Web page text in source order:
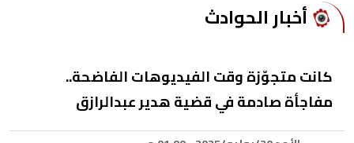
أخبار الحوادث
كانت متجوّزة وقت الفيديوهات الفاضحة..
مفاجأة صادمة في قضية هدير عبدالرازق